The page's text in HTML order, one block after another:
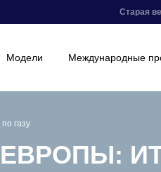
Старая
Модели Международные
газу